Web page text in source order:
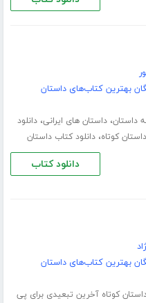
بهترین کتاب‌های داستان
داستان،داستان های ایرانی،دانلود
داستان کوتاه،دانلود کتاب داستان
دانلود کتاب
بهترین کتاب‌های داستان
داستان کوتاه آخرین تبعیدی برای پی